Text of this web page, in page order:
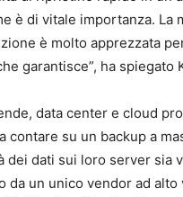
è di vitale importanza. La
è molto apprezzata
garantisce”, ha spiegato
data center e cloud
contare su un backup a
dei dati sui loro server sia
da un unico vendor ad alto